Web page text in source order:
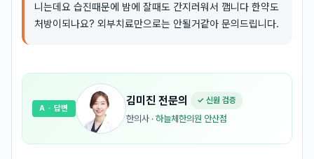
니는데요 습진때문에 밤에 잘때도 간지러워서 깹니다 한약도
처방이되나요? 외부치료만으로는 안될거같아 문의드립니다.
김미진 전문의 ✓ 신원 검증
한의사 · 하늘체한의원 안산점
A · 답변